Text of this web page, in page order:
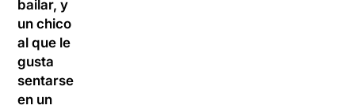
bailar, y
un chico
al que le
gusta
sentarse
en un